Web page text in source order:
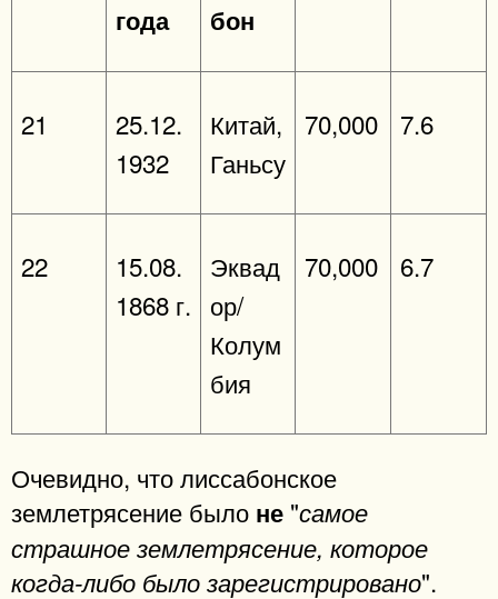
года
бон
21
25.12.
1932
Китай,
Ганьсу
70,000 7.6
22
15.08.
1868 г.
Эквад
ор/
Колум
бия
70,000 6.7
Очевидно, что лиссабонское
землетрясение было не "самое
страшное землетрясение, которое
когда-либо было зарегистрировано".